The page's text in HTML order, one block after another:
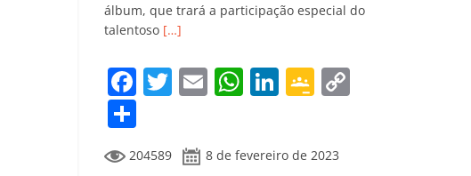
álbum, que trará a participação especial do
talentoso […]
F
e
T
itt
er
E
l
W
s
Li
e
G
gl
o
204589 8 de fevereiro de 2023